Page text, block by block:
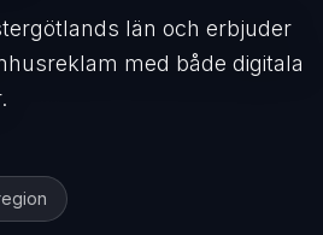
län och erbjuder
med både digitala